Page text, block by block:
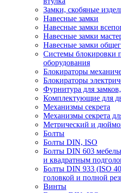
Замки, скобяные
Навесные замки
Навесные замки
Навесные замки
Навесные замки
Системы блокировки
оборудования
Блокираторы
Блокираторы
Фурнитура для
Комплектующие для
Механизмы секрета
Механизмы секрета
Метрический и
Болты
Болты DIN, ISO
Болты DIN 603
и квадратным
Болты DIN 933 (ISO
головкой и полной
Винты